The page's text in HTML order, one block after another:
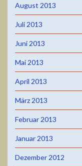
August 2013
Juli 2013
Juni 2013
Mai 2013
April 2013
März 2013
Februar 2013
Januar 2013
Dezember 2012